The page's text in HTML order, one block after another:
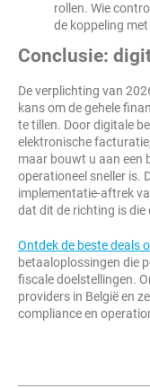
rollen. Wie
de koppeling
Conclusie:
De verplichting van
kans om de gehele
te tillen. Door digitale
elektronische
maar bouwt u aan een
operationeel sneller is.
implementatie-aftrek
dat dit de richting is die
Ontdek de beste deals
betaaloplossingen die
fiscale doelstellingen.
providers in België en
compliance en